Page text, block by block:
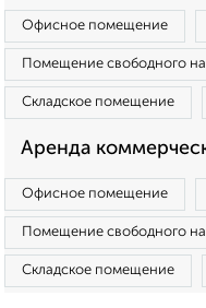
Офисное помещение
Помещение свободного
Складское помещение
Аренда
Офисное помещение
Помещение свободного
Складское помещение